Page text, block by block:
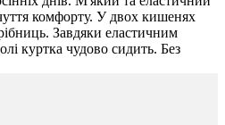
комфорту. У двох кишенях
Завдяки еластичним
куртка чудово сидить. Без